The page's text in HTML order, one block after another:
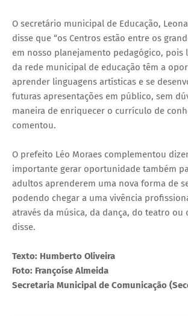
O secretário municipal de Educação,
disse que “os Centros estão entre os
em nosso planejamento pedagógico, pois
da rede municipal de educação têm a
aprender linguagens artísticas e se
futuras apresentações em público, sem
maneira de enriquecer o currículo de
comentou.
O prefeito Léo Moraes complementou
importante gerar oportunidade também
adultos aprenderem uma nova forma de
podendo chegar a uma vivência
através da música, da dança, do teatro ou
disse.
Texto: Humberto Oliveira
Foto: Françoíse Almeida
Secretaria Municipal de Comunicação